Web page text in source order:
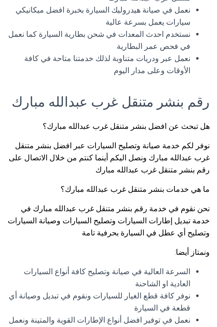
نعمل في صيانة هيدروليك السيارة بخبرة افضل ميكانيكي
سيارات يعمل بسرعة عالية
نستخدم احدث المعدات في شحن بطارية السيارة كما نعمل
في فحص عمر البطارية
نعمل عبر ودريات متناوبة لذلك خدمتنا متاحة في كافة
الأوقات وعلى مدار اليوم
رقم بنشر متنقل غرب عبدالله مبارك
هل تبحث عن افضل بنشر متنقل غرب عبدالله مبارك؟
نوفر لكم خدمة صيانة وتصليح السيارات عبر افضل بنشر متنقل
غرب عبدالله مبارك ونصل اليكم أينما كنتم من خلال الاتصال على
رقم بنشر متنقل غرب عبدالله مبارك
ما هي خدمات بنشر متنقل غرب عبدالله مبارك؟
نحن نقوم في خدمة رقم بنشر متنقل غرب عبدالله مبارك في
خدمة تبديل إطارات السيارات وتصليح السيارات وصيانة السيارات
وتصليح أي عطل في السيارة بحرفية تامة
ونمتاز أيضا:
السرعة العالية في صيانة وتصليح كافة أنواع السيارات
العادية او الشاحنة
نوفر كافة قطع الغيار للسيارات ونقوم في تبديل وصيانة أي
قطعة في السيارة
نعمل في توفير افضل أنواع الإطارات القوية والمتينة ونعمل